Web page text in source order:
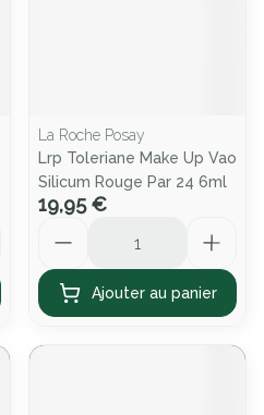
La Roche Posay
Lrp Toleriane Make Up Vao
Silicum Rouge Par 24 6ml
19,95 €
Ajouter au panier